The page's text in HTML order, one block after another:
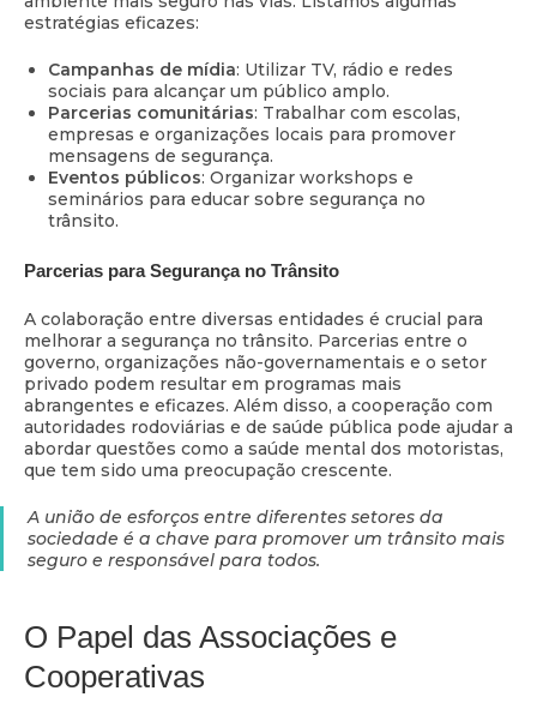
estratégias eficazes:
Campanhas de mídia: Utilizar TV, rádio e redes
sociais para alcançar um público amplo.
Parcerias comunitárias: Trabalhar com escolas,
empresas e organizações locais para promover
mensagens de segurança.
Eventos públicos: Organizar workshops e
seminários para educar sobre segurança no
trânsito.
Parcerias para Segurança no Trânsito
A colaboração entre diversas entidades é crucial para
melhorar a segurança no trânsito. Parcerias entre o
governo, organizações não-governamentais e o setor
privado podem resultar em programas mais
abrangentes e eficazes. Além disso, a cooperação com
autoridades rodoviárias e de saúde pública pode ajudar a
abordar questões como a saúde mental dos motoristas,
que tem sido uma preocupação crescente.
A união de esforços entre diferentes setores da
sociedade é a chave para promover um trânsito mais
seguro e responsável para todos.
O Papel das Associações e
Cooperativas